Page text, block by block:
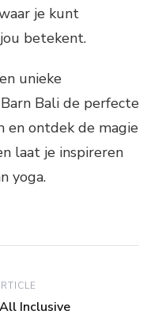
je kunt
betekent.
unieke
Bali de perfecte
en ontdek de magie
laat je inspireren
yoga.
Inclusive